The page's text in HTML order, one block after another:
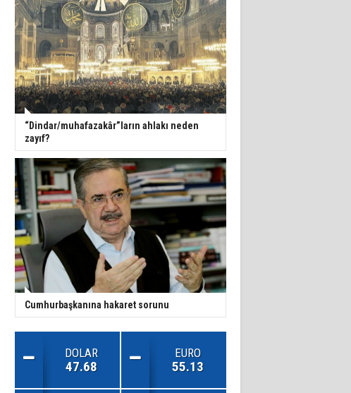
“Dindar/muhafazakâr”ların ahlakı neden
zayıf?
Cumhurbaşkanına hakaret sorunu
DOLAR
47.68
EURO
55.13